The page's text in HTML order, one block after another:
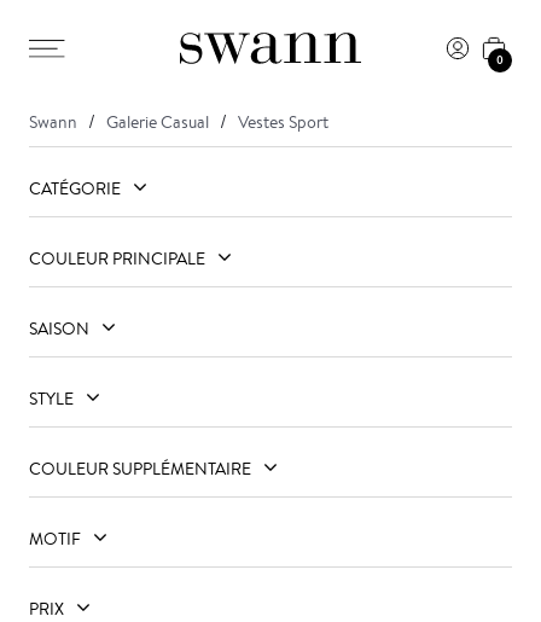
0
Swann Galerie Casual Vestes Sport
CATÉGORIE
COULEUR PRINCIPALE
SAISON
STYLE
COULEUR SUPPLÉMENTAIRE
MOTIF
PRIX